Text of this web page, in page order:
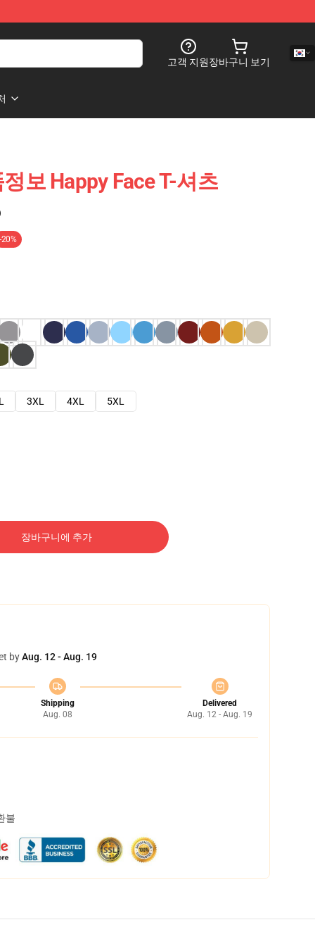
고객 지원장바구니 보기
보 Happy Face T-셔츠
-20%
3XL 4XL 5XL
장바구니에 추가
byAug. 12 - Aug. 19
Shipping
Aug. 08
Delivered
Aug. 12 - Aug. 19
불